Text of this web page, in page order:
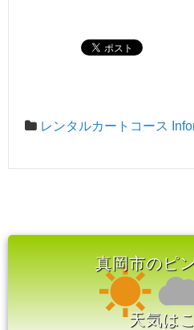
レンタルカートコース
真岡市のピ
天気は